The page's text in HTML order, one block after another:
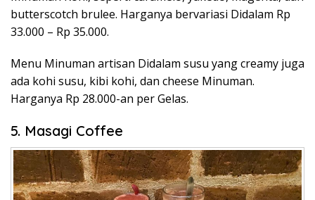
butterscotch brulee. Harganya bervariasi Didalam Rp
33.000 – Rp 35.000.
Menu Minuman artisan Didalam susu yang creamy juga
ada kohi susu, kibi kohi, dan cheese Minuman.
Harganya Rp 28.000-an per Gelas.
5. Masagi Coffee